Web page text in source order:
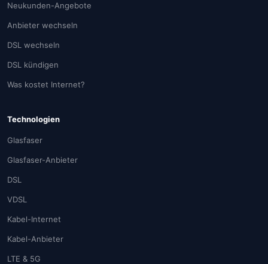
Neukunden-Angebote
Anbieter wechseln
DSL wechseln
DSL kündigen
Was kostet Internet?
Technologien
Glasfaser
Glasfaser-Anbieter
DSL
VDSL
Kabel-Internet
Kabel-Anbieter
LTE & 5G